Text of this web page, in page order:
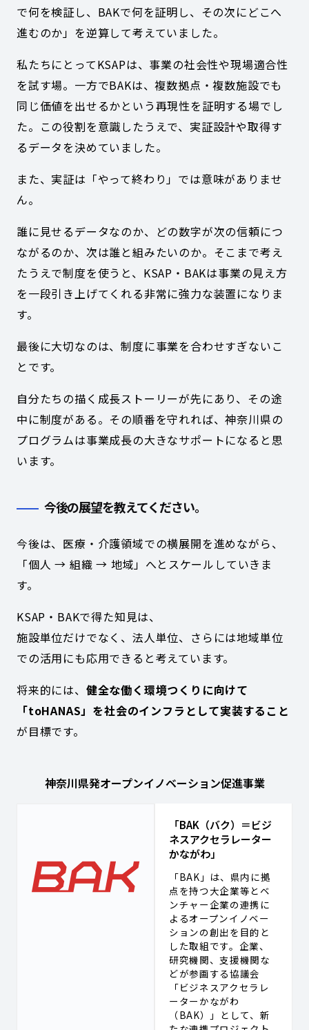
で何を検証し、BAKで何を証明し、その次にどこへ
進むのか」を逆算して考えていました。
私たちにとってKSAPは、事業の社会性や現場適合性
を試す場。一方でBAKは、複数拠点・複数施設でも
同じ価値を出せるかという再現性を証明する場でし
た。この役割を意識したうえで、実証設計や取得す
るデータを決めていました。
また、実証は「やって終わり」では意味がありませ
ん。
誰に見せるデータなのか、どの数字が次の信頼につ
ながるのか、次は誰と組みたいのか。そこまで考え
たうえで制度を使うと、KSAP・BAKは事業の見え方
を一段引き上げてくれる非常に強力な装置になりま
す。
最後に大切なのは、制度に事業を合わせすぎないこ
とです。
自分たちの描く成長ストーリーが先にあり、その途
中に制度がある。その順番を守れれば、神奈川県の
プログラムは事業成長の大きなサポートになると思
います。
今後の展望を教えてください。
今後は、医療・介護領域での横展開を進めながら、
「個人 → 組織 → 地域」へとスケールしていきま
す。
KSAP・BAKで得た知見は、
施設単位だけでなく、法人単位、さらには地域単位
での活用にも応用できると考えています。
将来的には、 健全な働く環境つくりに向けて
「toHANAS」を社会のインフラとして実装するこ と
が目標です。
神奈川県発オープンイノベーション促進事業
「BAK（バク）＝ビジ
ネスアクセラレーター
かながわ」
「BAK」は、県内に拠
点を持つ大企業等とベ
ンチャー企業の連携に
よるオープンイノベー
ションの創出を目的と
した取組です。企業、
研究機関、支援機関な
どが参画する協議会
「ビジネスアクセラレ
ーターかながわ
（BAK）」として、新